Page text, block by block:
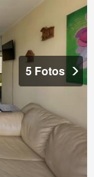
5 Fotos